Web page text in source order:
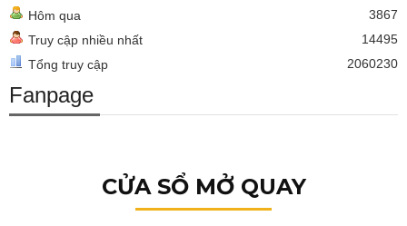
Hôm qua
3867
Truy cập nhiều nhất
14495
Tổng truy cập
2060230
Fanpage
CỬA SỔ MỞ QUAY